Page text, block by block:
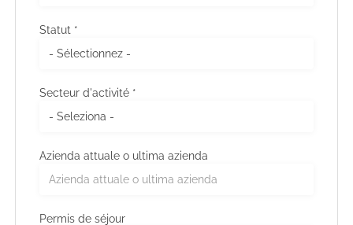
Statut *
Secteur d'activité *
Azienda attuale o ultima azienda
Permis de séjour